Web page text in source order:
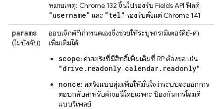
หมายเหตุ: Chrome 132 ขึ้นไปรองรับ Fields API ฟิลด์
"username" และ "tel" รองรับตั้งแต่ Chrome 141
params
(ไม่บังคับ)
ออบเจ็กต์ที่กำหนดเองซึ่งช่วยให้ระบุพารามิเตอร์คีย์-ค่า
เพิ่มเติมได้
scope: ค่าสตริงที่มีสิทธิ์เพิ่มเติมที่ RP ต้องขอ เช่น
"drive.readonly calendar.readonly"
nonce: สตริงแบบสุ่มเพื่อให้มั่นใจว่าระบบจะออกการ
ตอบกลับสำหรับคำขอนี้โดยเฉพาะ ป้องกันการโจมตี
แบบรีเพลย์